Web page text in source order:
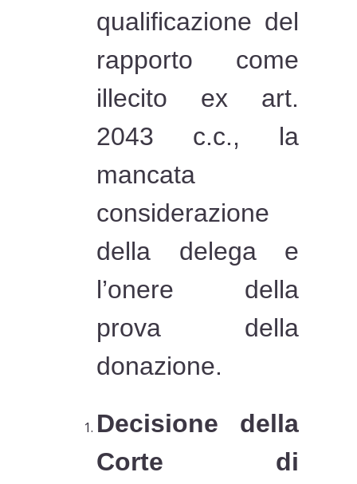
qualificazione del
rapporto come
illecito ex art.
2043 c.c., la
mancata
considerazione
della delega e
l’onere della
prova della
donazione.
Decisione della
Corte di